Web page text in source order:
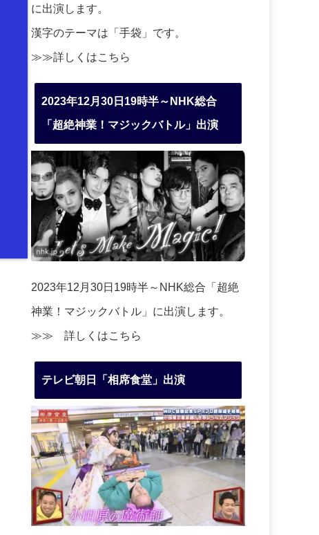
に出演します。
漢字のテーマは「手袋」です。
≫≫詳しくはこちら
2023年12月30日19時半～NHK総合
「超絶神業！マジックバトル」出演
2023年12月30日19時半～NHK総合「超絶
神業！マジックバトル」に出演します。
≫≫ 詳しくはこちら
テレビ朝日「相席食堂」出演